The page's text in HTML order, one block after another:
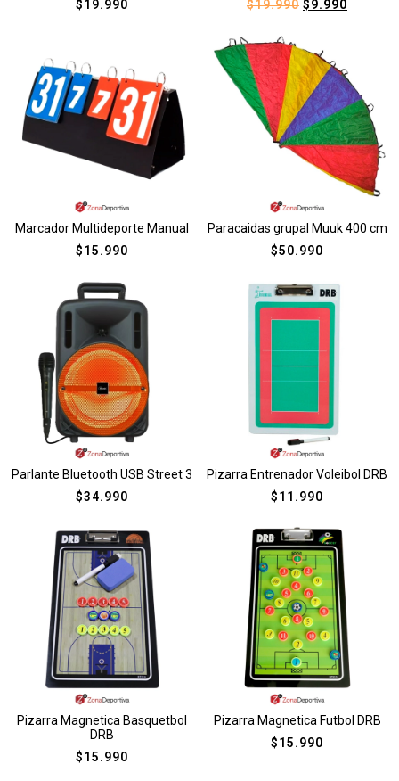
$19.990 $19.990 $9.990
Marcador Multideporte Manual
$15.990
Paracaidas grupal Muuk 400 cm
$50.990
Parlante Bluetooth USB Street 3
$34.990
Pizarra Entrenador Voleibol DRB
$11.990
Pizarra Magnetica Basquetbol
DRB
$15.990
Pizarra Magnetica Futbol DRB
$15.990